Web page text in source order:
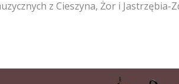
z Cieszyna, Żor i